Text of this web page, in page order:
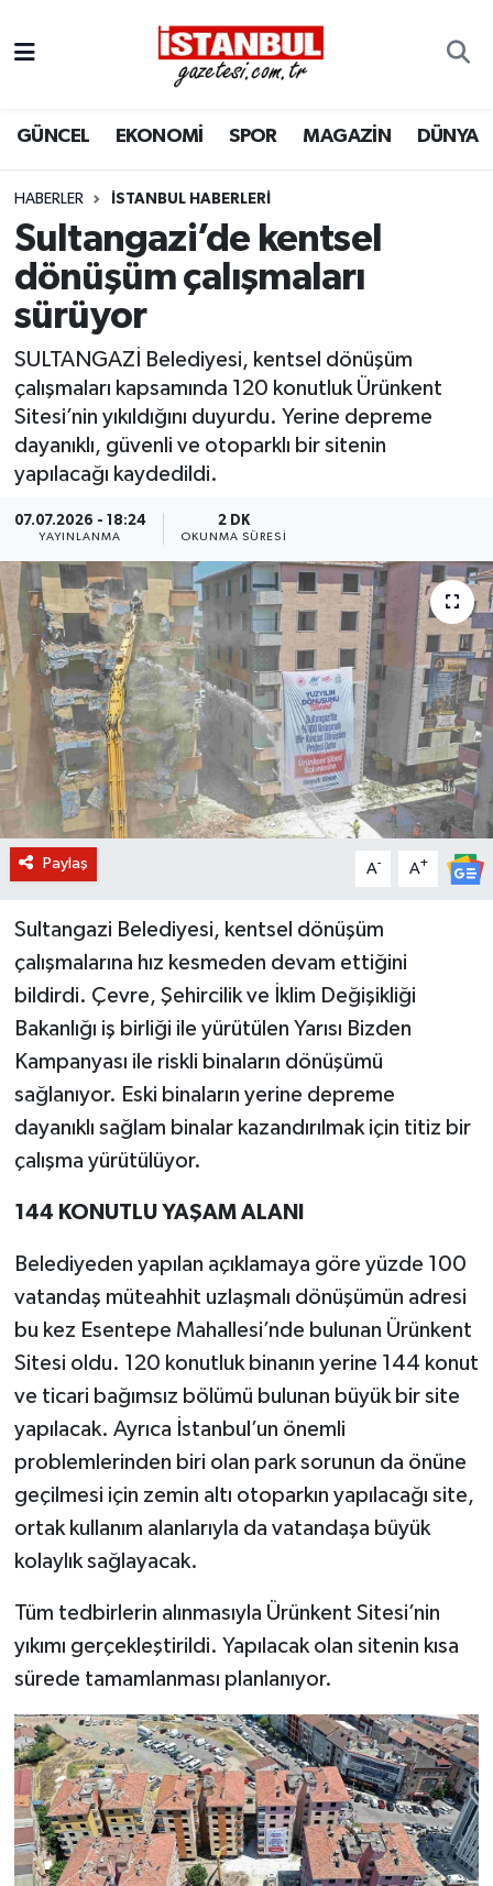
GÜNCEL EKONOMİ SPOR MAGAZİN DÜNYA
HABERLER İSTANBUL HABERLERI
Sultangazi’de kentsel
dönüşüm çalışmaları
sürüyor
SULTANGAZİ Belediyesi, kentsel dönüşüm
çalışmaları kapsamında 120 konutluk Ürünkent
Sitesi’nin yıkıldığını duyurdu. Yerine depreme
dayanıklı, güvenli ve otoparklı bir sitenin
yapılacağı kaydedildi.
07.07.2026 - 18:24
YAYINLANMA
2 DK
OKUNMA SÜRESI
Paylaş A- A+
Sultangazi Belediyesi, kentsel dönüşüm
çalışmalarına hız kesmeden devam ettiğini
bildirdi. Çevre, Şehircilik ve İklim Değişikliği
Bakanlığı iş birliği ile yürütülen Yarısı Bizden
Kampanyası ile riskli binaların dönüşümü
sağlanıyor. Eski binaların yerine depreme
dayanıklı sağlam binalar kazandırılmak için titiz bir
çalışma yürütülüyor.
144 KONUTLU YAŞAM ALANI
Belediyeden yapılan açıklamaya göre yüzde 100
vatandaş müteahhit uzlaşmalı dönüşümün adresi
bu kez Esentepe Mahallesi’nde bulunan Ürünkent
Sitesi oldu. 120 konutluk binanın yerine 144 konut
ve ticari bağımsız bölümü bulunan büyük bir site
yapılacak. Ayrıca İstanbul’un önemli
problemlerinden biri olan park sorunun da önüne
geçilmesi için zemin altı otoparkın yapılacağı site,
ortak kullanım alanlarıyla da vatandaşa büyük
kolaylık sağlayacak.
Tüm tedbirlerin alınmasıyla Ürünkent Sitesi’nin
yıkımı gerçekleştirildi. Yapılacak olan sitenin kısa
sürede tamamlanması planlanıyor.
EKONOMİ
İSTANBUL
DÜNYA
SPOR
MAGAZİN
KÜLTÜR SANAT
SAĞLIK
BİLİM VE TEKNOLOJİ
OTOMOBİL
KURUMSAL
Nöbetçi Eczaneler
Hava Durumu
Trafik Durumu
Süper Lig Puan Durumu ve Fikstür
Tüm Manşetler
Son Dakika Haberleri
Haber Arşivi